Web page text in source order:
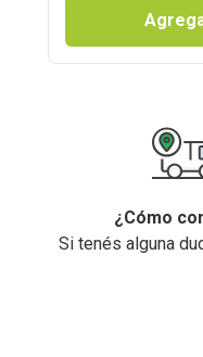
¿Cómo
Si tenés alguna